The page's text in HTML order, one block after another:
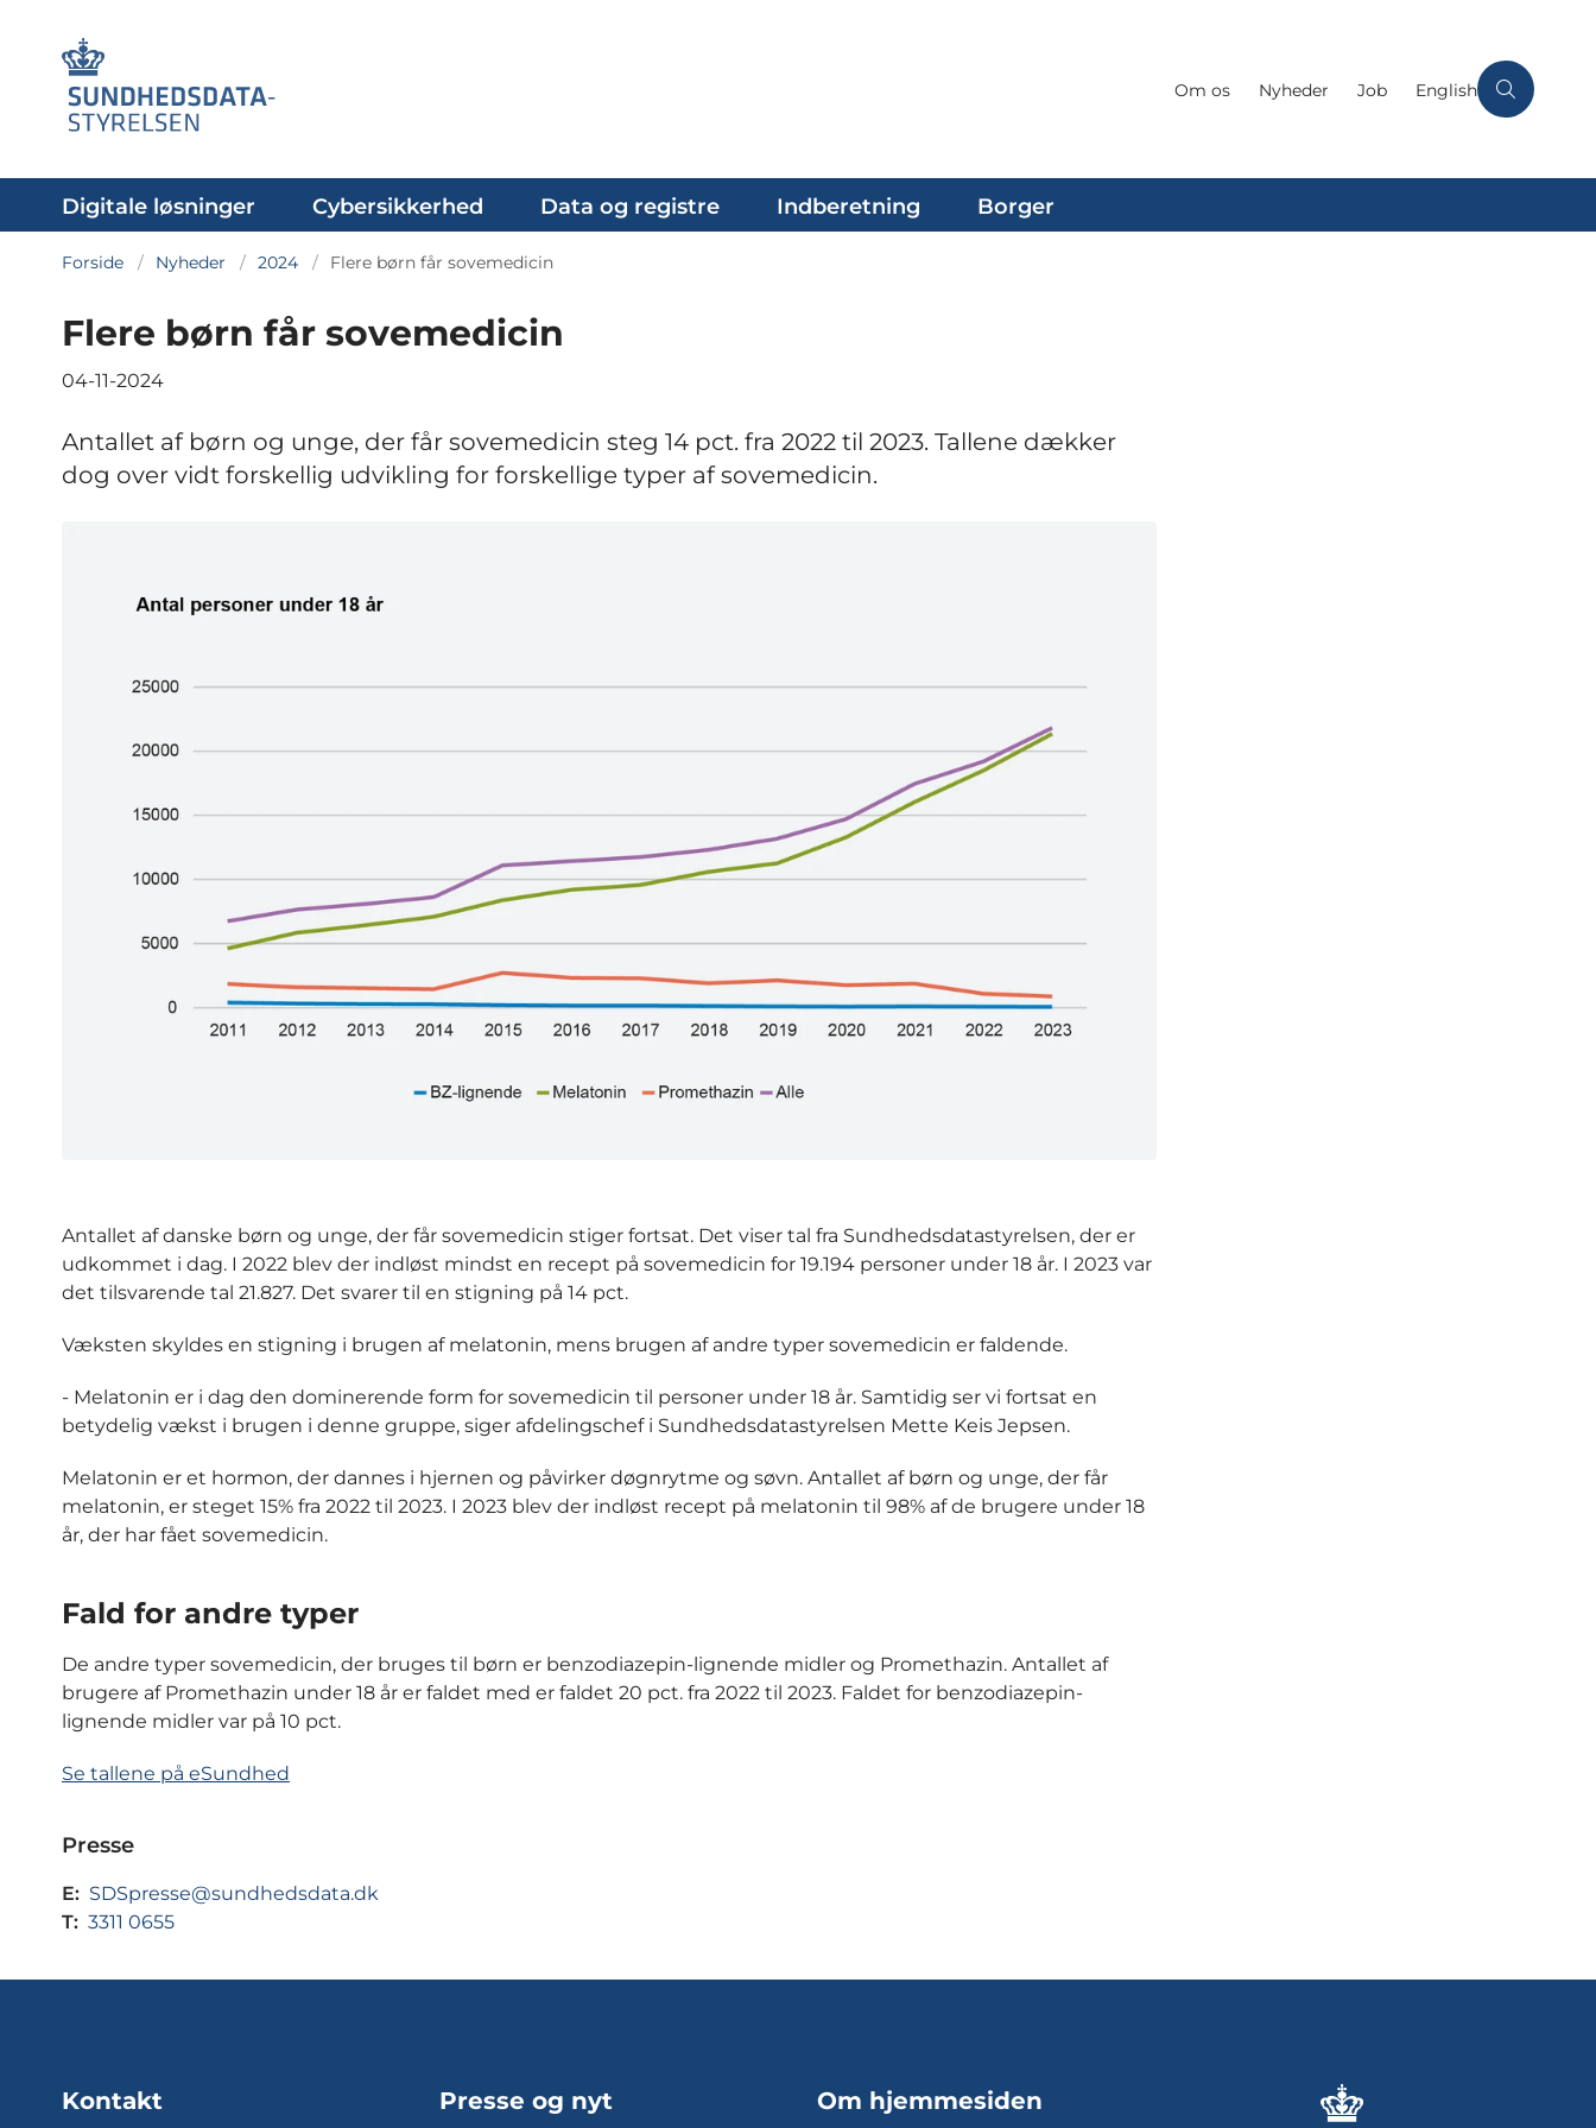
Om os Nyheder Job English
Digitale løsninger Cybersikkerhed Data og registre Indberetning Borger
Forside Nyheder 2024 Flere børn får sovemedicin
Flere børn får sovemedicin
04-11-2024
Antallet af børn og unge, der får sovemedicin steg 14 pct. fra 2022 til 2023. Tallene dækker
dog over vidt forskellig udvikling for forskellige typer af sovemedicin.
Antallet af danske børn og unge, der får sovemedicin stiger fortsat. Det viser tal fra Sundhedsdatastyrelsen, der er
udkommet i dag. I 2022 blev der indløst mindst en recept på sovemedicin for 19.194 personer under 18 år. I 2023 var
det tilsvarende tal 21.827. Det svarer til en stigning på 14 pct.
Væksten skyldes en stigning i brugen af melatonin, mens brugen af andre typer sovemedicin er faldende.
- Melatonin er i dag den dominerende form for sovemedicin til personer under 18 år. Samtidig ser vi fortsat en
betydelig vækst i brugen i denne gruppe, siger afdelingschef i Sundhedsdatastyrelsen Mette Keis Jepsen.
Melatonin er et hormon, der dannes i hjernen og påvirker døgnrytme og søvn. Antallet af børn og unge, der får
melatonin, er steget 15% fra 2022 til 2023. I 2023 blev der indløst recept på melatonin til 98% af de brugere under 18
år, der har fået sovemedicin.
Fald for andre typer
De andre typer sovemedicin, der bruges til børn er benzodiazepin-lignende midler og Promethazin. Antallet af
brugere af Promethazin under 18 år er faldet med er faldet 20 pct. fra 2022 til 2023. Faldet for benzodiazepin-
lignende midler var på 10 pct.
Se tallene på eSundhed
Presse
E: SDSpresse@sundhedsdata.dk
T: 3311 0655
Kontakt Presse og nyt Om hjemmesiden